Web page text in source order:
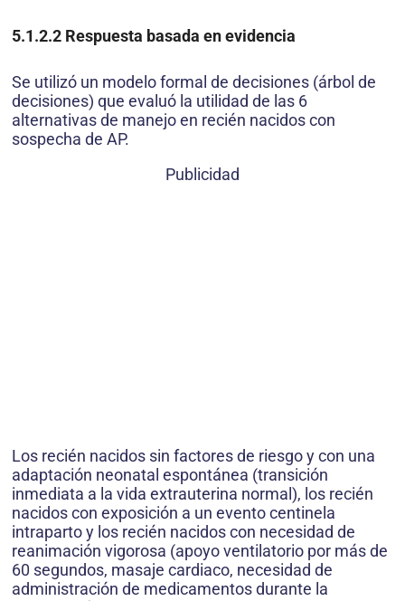
5.1.2.2 Respuesta basada en evidencia
Se utilizó un modelo formal de decisiones (árbol de
decisiones) que evaluó la utilidad de las 6
alternativas de manejo en recién nacidos con
sospecha de AP.
Publicidad
Los recién nacidos sin factores de riesgo y con una
adaptación neonatal espontánea (transición
inmediata a la vida extrauterina normal), los recién
nacidos con exposición a un evento centinela
intraparto y los recién nacidos con necesidad de
reanimación vigorosa (apoyo ventilatorio por más de
60 segundos, masaje cardiaco, necesidad de
administración de medicamentos durante la